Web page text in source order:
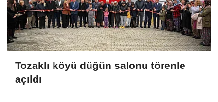
Tozaklı köyü düğün salonu törenle
açıldı